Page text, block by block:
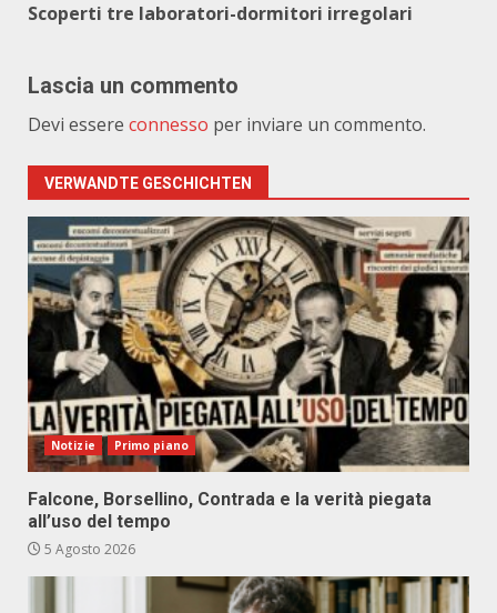
Scoperti tre laboratori-dormitori irregolari
Lascia un commento
Devi essere connesso per inviare un commento.
VERWANDTE GESCHICHTEN
Notizie Primo piano
Falcone, Borsellino, Contrada e la verità piegata
all’uso del tempo
5 Agosto 2026